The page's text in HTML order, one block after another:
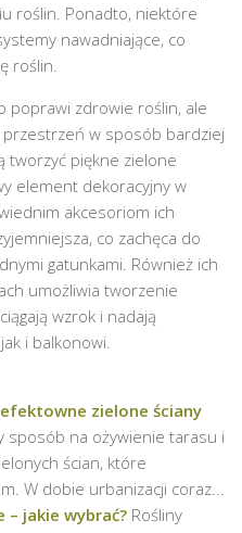
roślin. Ponadto, niektóre
nawadniające, co
roślin.
poprawi zdrowie roślin, ale
w sposób bardziej
tworzyć piękne zielone
element dekoracyjny w
akcesoriom ich
co zachęca do
gatunkami. Również ich
umożliwia tworzenie
wzrok i nadają
i balkonowi.
zielone ściany
sposób na ożywienie tarasu i
ścian, które
W dobie urbanizacji coraz...
– jakie wybrać? Rośliny